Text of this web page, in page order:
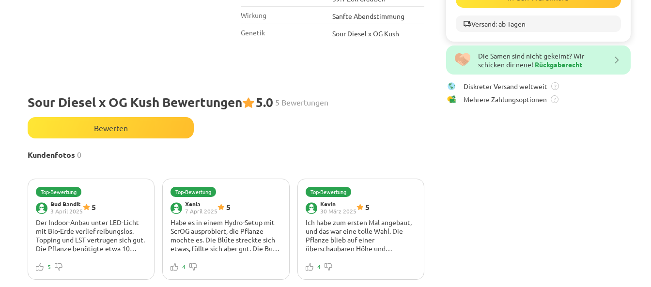
Wirkung
Sanfte Abendstimmung
Genetik
Sour Diesel x OG Kush
Sour Diesel x OG Kush Bewertungen 5.0 5 Bewertungen
Bewerten
Kundenfotos 0
Top-Bewertung
Bud Bandit
3 April 2025
5
Der Indoor-Anbau unter LED-Licht
mit Bio-Erde verlief reibungslos.
Topping und LST vertrugen sich gut.
Die Pflanze benötigte etwa 10
waren klebrig und duften stark nach
5
Top-Bewertung
Xenia
7 April 2025
5
Habe es in einem Hydro-Setup mit
ScrOG ausprobiert, die Pflanze
mochte es. Die Blüte streckte sich
etwas, füllte sich aber gut. Die Buds
überzogen. Der Rauch ist stark
4
Top-Bewertung
Kevin
30 März 2025
5
Ich habe zum ersten Mal angebaut,
und das war eine tolle Wahl. Die
Pflanze blieb auf einer
überschaubaren Höhe und
habe nur einfache Nährstoffe
4
Versand: ab Tagen
Die Samen sind nicht gekeimt? Wir
schicken dir neue! Rückgaberecht
Diskreter Versand weltweit ?
Mehrere Zahlungsoptionen ?